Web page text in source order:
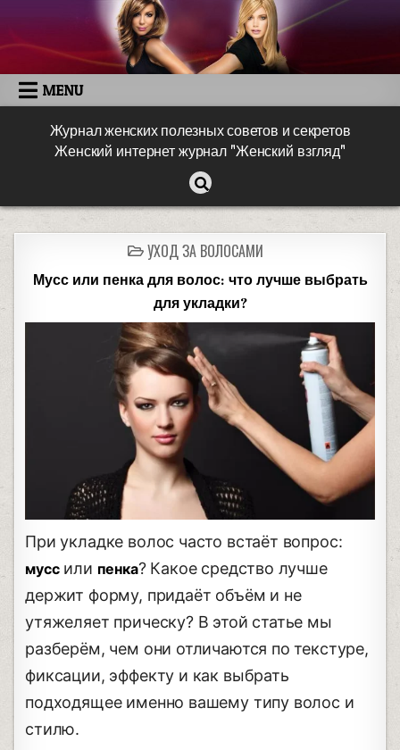
MENU
Журнал женских полезных советов и секретов
Женский интернет журнал "Женский взгляд"
УХОД ЗА ВОЛОСАМИ
Мусс или пенка для волос: что лучше выбрать
для укладки?
При укладке волос часто встаёт вопрос:
муссили пенка? Какое средство лучше
держит форму, придаёт объём и не
утяжеляет прическу? В этой статье мы
разберём, чем они отличаются по текстуре,
фиксации, эффекту и как выбрать
подходящее именно вашему типу волос и
стилю.